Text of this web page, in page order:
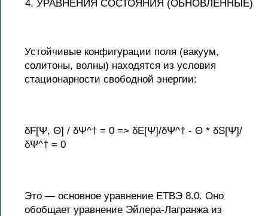
УРАВНЕНИЯ СОСТОЯНИЯ (ОБНОВЛЁННЫЕ)
Устойчивые конфигурации поля (вакуум,
солитоны, волны) находятся из условия
стационарности свободной энергии:
δF[Ψ, Θ] / δΨ^† = 0 => δE[Ψ]/δΨ^† - Θ * δS[Ψ]/
δΨ^† = 0
Это — основное уравнение ЕТВЭ 8.0. Оно
обобщает уравнение Эйлера-Лагранжа из